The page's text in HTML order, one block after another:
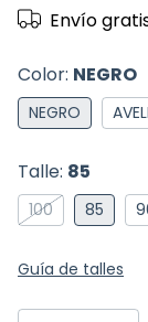
Envío
Color: NEGRO
NEGRO
Talle: 85
100 85
Guía de talles